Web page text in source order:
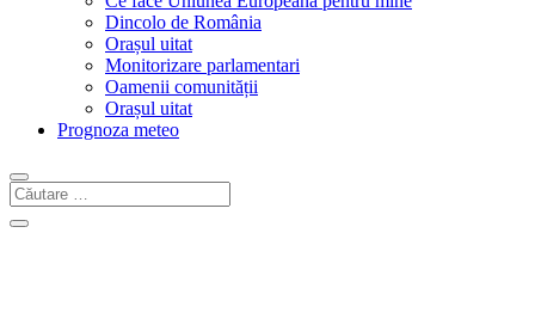
Dincolo de România
Orașul uitat
Monitorizare parlamentari
Oamenii comunității
Orașul uitat
Prognoza meteo